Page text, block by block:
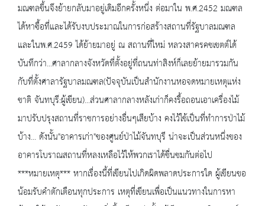
มณฑลขึ้นจึงย้ายกลับมาอยู่เดิมอีกครั้งหนึ่ง ต่อมาใน พ.ศ.2452 มณฑล
ได้หาซื้อที่และได้รับงบประมาณในการก่อสร้างสถานที่รัฐบาลมณฑล
และในพ.ศ.2459 ได้ย้ายมาอยู่ ณ สถานที่ใหม่ หลวงสาครคชเขตต์ได้
บันทึกว่า...ศาลากลางจังหวัดที่ตั้งอยู่ที่ถนนท่าสิงห์ก็เลยย้ายมารวมกัน
กับที่ตั้งศาลารัฐบาลมณฑล(ปัจจุบันเป็นสำนักงานหอจดหมายเหตุแห่ง
ชาติ จันทบุรี:ผู้เขียน)...ส่วนศาลากลางหลังเก่าก็คงรื้อถอนเอาเครื่องไม้
มาปรับปรุงสถานที่ราชการอย่างอื่นๆเสียบ้าง คงไว้ใช้เป็นที่ทำการป่าไม้
บ้าง... ดังนั้น"อาคารเก่า"ของศูนย์ป่าไม้จันทบุรี น่าจะเป็นส่วนหนึ่งของ
อาคารโบราณสถานที่หลงเหลือไว้ให้พวกเราได้ชื่นชมกันต่อไป
***หมายเหตุ*** หากเรื่องนี้ที่เขียนไปเกิดผิดพลาดประการใด ผู้เขียนขอ
น้อมรับคำตักเตือนทุกประการ เหตุที่เขียนเพื่อเป็นแนวทางในการหา